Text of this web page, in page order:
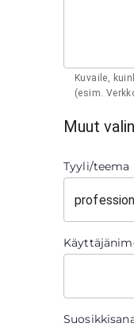
Kuvaile,
(esim.
Muut
Tyyli/teema